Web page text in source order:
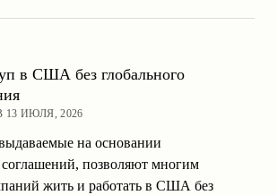
в США без глобального
13 ИЮЛЯ, 2026
на основании
позволяют многим
жить и работать в США без